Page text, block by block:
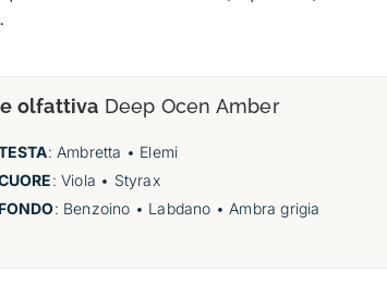
olfattiva Deep Ocen Amber
: Ambretta • Elemi
: Viola • Styrax
FONDO: Benzoino • Labdano • Ambra grigia